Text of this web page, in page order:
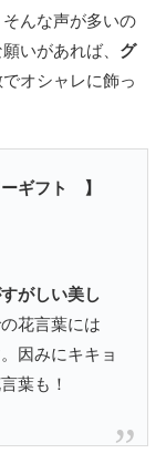
んな声が多いの
いがあれば、 グ
オシャレに飾っ
ギフト 】
すがしい美し
花言葉には
因みにキキョ
葉も！